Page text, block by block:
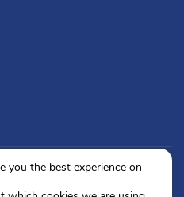
you the best experience on